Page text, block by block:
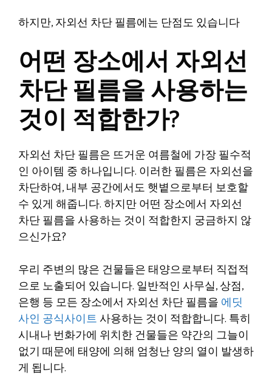
하지만, 자외선 차단 필름에는 단점도 있습니다
어떤 장소에서 자외선
차단 필름을 사용하는
것이 적합한가?
자외선 차단 필름은 뜨거운 여름철에 가장 필수적
인 아이템 중 하나입니다. 이러한 필름은 자외선을
차단하여, 내부 공간에서도 햇볕으로부터 보호할
수 있게 해줍니다. 하지만 어떤 장소에서 자외선
차단 필름을 사용하는 것이 적합한지 궁금하지 않
으신가요?
우리 주변의 많은 건물들은 태양으로부터 직접적
으로 노출되어 있습니다. 일반적인 사무실, 상점,
은행 등 모든 장소에서 자외선 차단 필름을 에딧
사인 공식사이트사용하는 것이 적합합니다. 특히
시내나 번화가에 위치한 건물들은 약간의 그늘이
없기 때문에 태양에 의해 엄청난 양의 열이 발생하
게 됩니다.